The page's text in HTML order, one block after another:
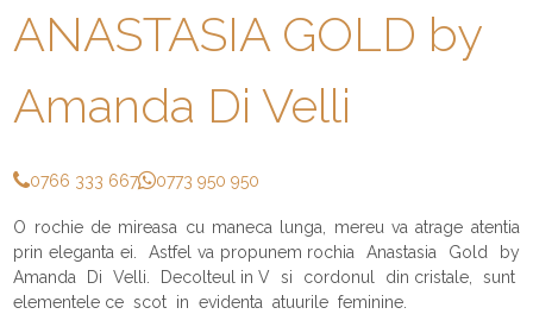
ANASTASIA GOLD by
Amanda Di Velli
0766 333 667 0773 950 950
O rochie de mireasa cu maneca lunga, mereu va atrage atentia
prin eleganta ei. Astfel va propunem rochia Anastasia Gold by
Amanda Di Velli. Decolteul in V si cordonul din cristale, sunt
elementele ce scot in evidenta atuurile feminine.